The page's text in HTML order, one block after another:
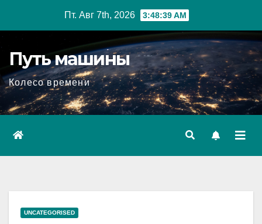
Пт. Авг 7th, 2026 3:48:40 AM
Путь машины
Колесо времени
UNCATEGORISED